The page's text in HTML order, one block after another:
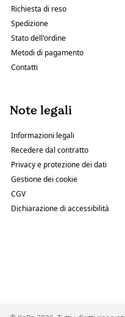
Richiesta di reso
Spedizione
Stato dell'ordine
Metodi di pagamento
Contatti
Note legali
Informazioni legali
Recedere dal contratto
Privacy e protezione dei dati
Gestione dei cookie
CGV
Dichiarazione di accessibilità